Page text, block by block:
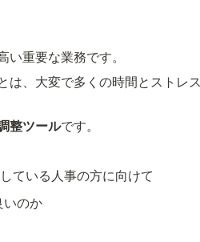
重要な業務です。
は、大変で多くの時間とストレ
整ツールです。
ている人事の方に向けて
いのか